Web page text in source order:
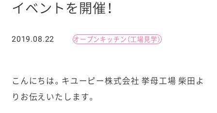
イベントを開催！
2019.08.22 オープンキッチン（工場見学）
こんにちは。キユーピー株式会社 挙母工場 柴田よ
りお伝えいたします。